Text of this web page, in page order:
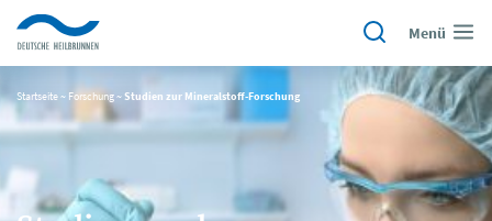
Menü
Startseite~ Forschung~ Studien zur Mineralstoff-Forschung